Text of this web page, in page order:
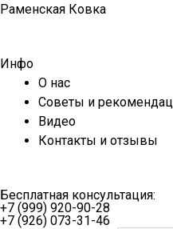
Перейти
Раменская Ковка
Инфо
О нас
Советы и
Видео
Контакты и отзывы
Бесплатная консультация:
+7 (999) 920-90-28
+7 (926) 073-31-46